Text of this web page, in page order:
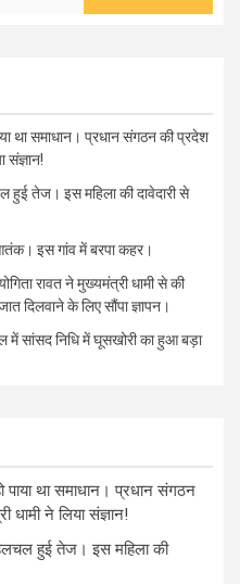
था समाधान। प्रधान संगठन की प्रदेश
संज्ञान!
हुई तेज। इस महिला की दावेदारी से
इस गांव में बरपा कहर।
रावत ने मुख्यमंत्री धामी से की
दिलवाने के लिए सौंपा ज्ञापन।
में सांसद निधि में घूसखोरी का हुआ बड़ा
पाया था समाधान। प्रधान संगठन
ने लिया संज्ञान!
हुई तेज। इस महिला की